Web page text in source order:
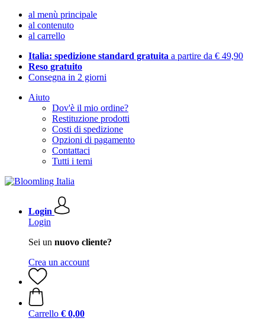
al menù principale
al contenuto
al carrello
Italia: spedizione standard gratuita a partire da € 49,90
Reso gratuito
Consegna in 2 giorni
Aiuto
Dov'è il mio ordine?
Restituzione prodotti
Costi di spedizione
Opzioni di pagamento
Contattaci
Tutti i temi
Login
Login
Sei un nuovo cliente?
Crea un account
Carrello € 0,00